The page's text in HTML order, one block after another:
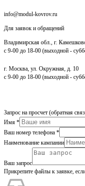
info@modul-kovrov.ru
Для заявок и обращений
Владимирская обл., г.
с 9-00 до 18-00 (выходной -
г. Москва, ул. Окружная, д. 10
с 9-00 до 18-00 (выходной -
Запрос на просчет (обратная
Имя *
Ваш номер телефона *
Наименование кампании
Ваш запрос
Прикрепите файлы к заявке,